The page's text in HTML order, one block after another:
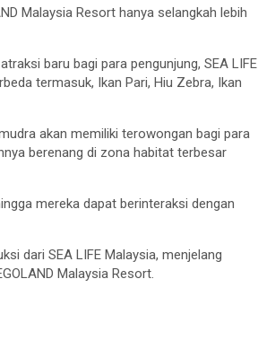
Malaysia Resort hanya selangkah lebih
baru bagi para pengunjung, SEA LIFE
termasuk, Ikan Pari, Hiu Zebra, Ikan
akan memiliki terowongan bagi para
berenang di zona habitat terbesar
mereka dapat berinteraksi dengan
dari SEA LIFE Malaysia, menjelang
Malaysia Resort.